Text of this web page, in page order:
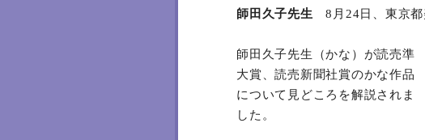
師田久子先生8月24日、東京
師田久子先生（かな）が読売準
大賞、読売新聞社賞のかな作品
について見どころを解説されま
した。